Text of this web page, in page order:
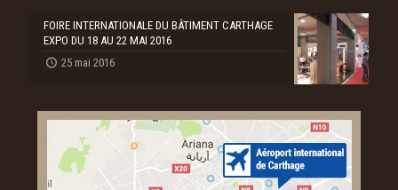
FOIRE INTERNATIONALE DU BÂTIMENT CARTHAGE
EXPO DU 18 AU 22 MAI 2016
25 mai 2016